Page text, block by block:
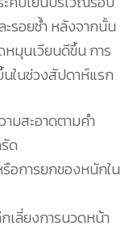
รอยช้ำ หลังจากนั้น
หมุนเวียนดีขึ้น การ
ในช่วงสัปดาห์แรก
มสะอาดตามคำ
ด
อการยกของหนักใน
เลี่ยงการนวดหน้า